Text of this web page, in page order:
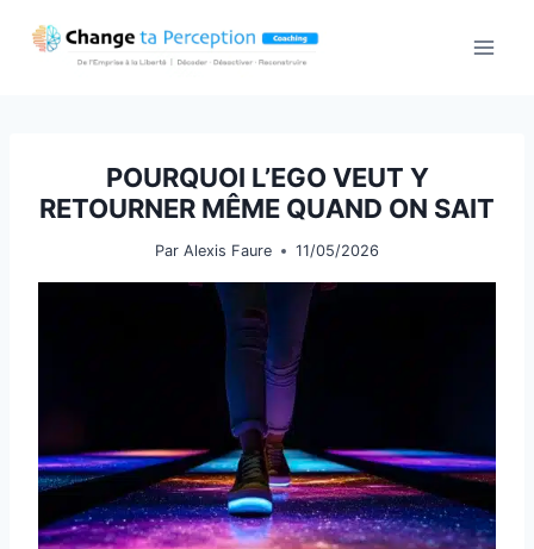
POURQUOI L’EGO VEUT Y
RETOURNER MÊME QUAND ON SAIT
Par Alexis Faure 11/05/2026